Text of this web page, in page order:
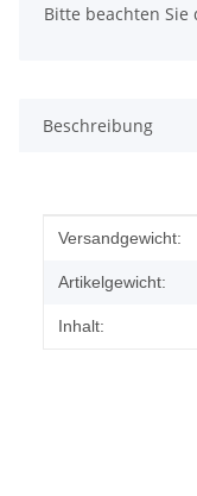
x
Bitte beachten Sie
Beschreibung
Wert
Versandgewicht:
Artikelgewicht:
Inhalt: